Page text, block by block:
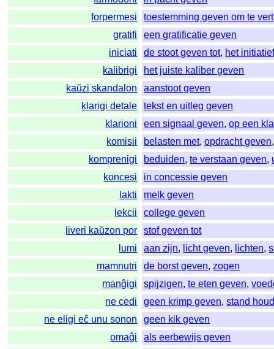
forpermesi
toestemming geven om te
gratifi
een gratificatie geven
iniciati
de stoot geven tot, het
kalibrigi
het juiste kaliber geven
kaŭzi skandalon
aanstoot geven
klarigi detale
tekst en uitleg geven
klarioni
een signaal geven,op een
komisii
belasten met,opdracht geven
komprenigi
beduiden,te verstaan geven,
koncesi
in concessie geven
lakti
melk geven
lekcii
college geven
liveri kaŭzon por
stof geven tot
lumi
aan zijn, licht geven, lichten,
mamnutri
de borst geven,zogen
manĝigi
spijzigen,te eten geven,
ne cedi
geen krimp geven,stand
ne eligi eĉ unu sonon
geen kik geven
omaĝi
als eerbewijs geven